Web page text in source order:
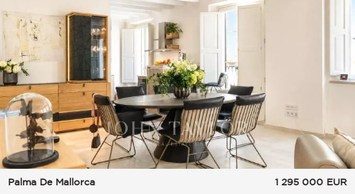
Palma De Mallorca
1 295 000 EUR